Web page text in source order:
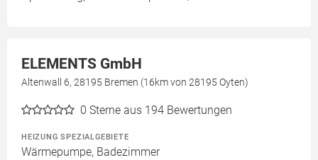
ELEMENTS GmbH
Altenwall 6, 28195 Bremen (16km von 28195 Oyten)
0 Sterne aus 194 Bewertungen
HEIZUNG SPEZIALGEBIETE
Wärmepumpe, Badezimmer